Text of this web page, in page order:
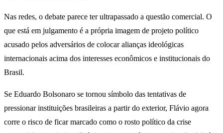
Nas redes, o debate parece ter ultrapassado a questão comercial. O
que está em julgamento é a própria imagem de projeto político
acusado pelos adversários de colocar alianças ideológicas
internacionais acima dos interesses econômicos e institucionais do
Brasil.
Se Eduardo Bolsonaro se tornou símbolo das tentativas de
pressionar instituições brasileiras a partir do exterior, Flávio agora
corre o risco de ficar marcado como o rosto político da crise